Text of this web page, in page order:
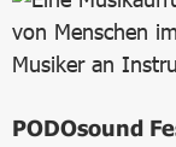
PODOsound